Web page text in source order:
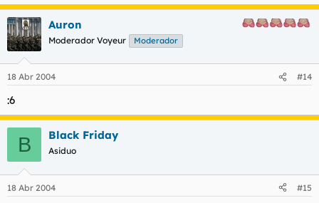
Auron
Moderador Voyeur Moderador
18 Abr 2004 #14
:6
B Black Friday
Asiduo
18 Abr 2004 #15